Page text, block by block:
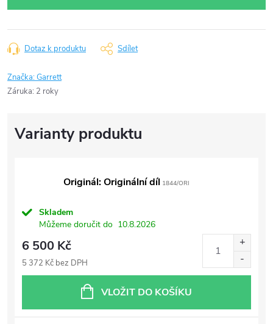
Dotaz k produktu Sdílet
Značka:Garrett
Záruka: 2 roky
Originál: Originální díl 1844/ORI
Skladem
Můžeme doručit do 10.8.2026
6 500 Kč
5 372 Kč bez DPH
VLOŽIT DO KOŠÍKU